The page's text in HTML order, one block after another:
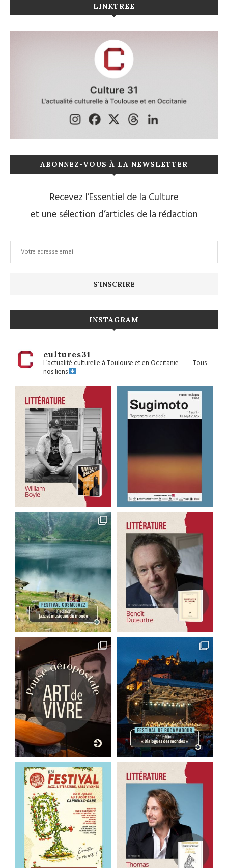
LINKTREE
ABONNEZ-VOUS À LA NEWSLETTER
Recevez l’Essentiel de la Culture
et une sélection d’articles de la rédaction
INSTAGRAM
cultures31
L’actualité culturelle à Toulouse et en Occitanie——Tous
nos liens